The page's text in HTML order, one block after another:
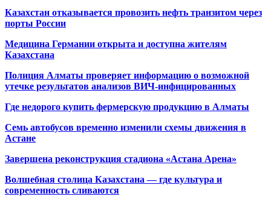
Казахстан отказывается провозить нефть транзитом через
порты России
Медицина Германии открыта и доступна жителям
Казахстана
Полиция Алматы проверяет информацию о возможной
утечке результатов анализов ВИЧ-инфицированных
Где недорого купить фермерскую продукцию в Алматы
Семь автобусов временно изменили схемы движения в
Астане
Завершена реконструкция стадиона «Астана Арена»
Волшебная столица Казахстана — где культура и
современность сливаются